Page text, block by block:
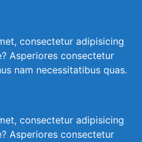
consectetur adipisicing
Asperiores consectetur
nam necessitatibus quas.
consectetur adipisicing
Asperiores consectetur